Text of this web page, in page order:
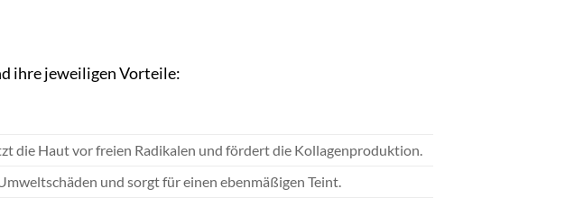
ihre jeweiligen Vorteile:
die Haut vor freien Radikalen und fördert die Kollagenproduktion.
und sorgt für einen ebenmäßigen Teint.